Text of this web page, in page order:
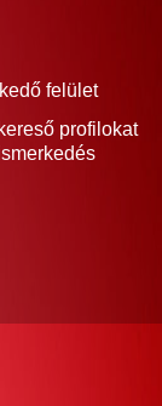
felület
profilokat